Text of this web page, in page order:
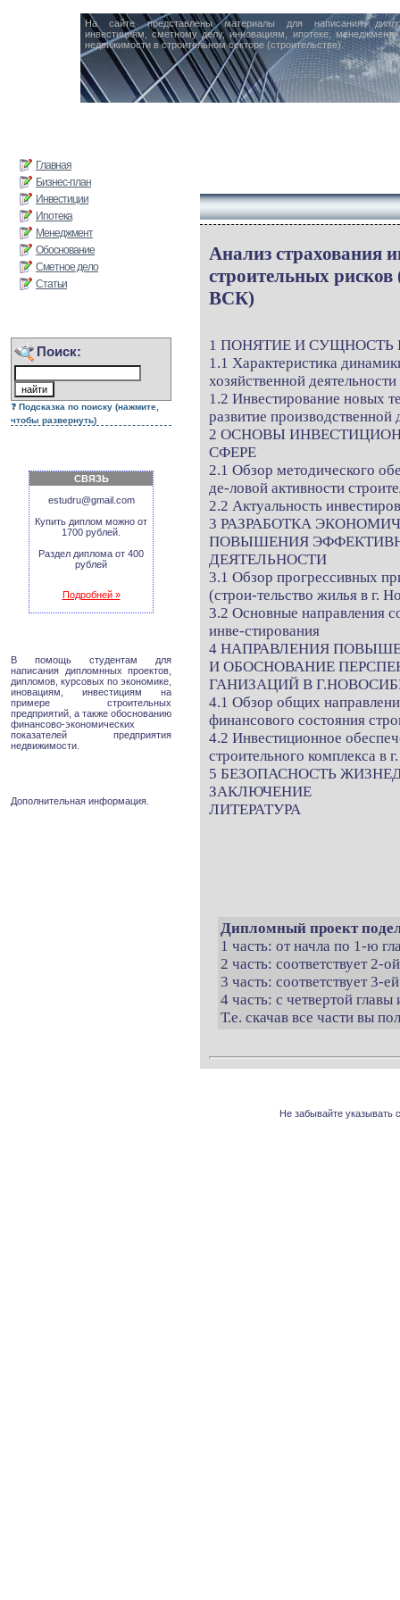
На сайте представлены материалы для написания
инвестициям, сметному делу, инновациям, ипотеке,
недвижимости в строительном секторе (строительстве).
Главная
Бизнес-план
Инвестиции
Ипотека
Менеджмент
Обоснование
Сметное дело
Статьи
Поиск:
Подсказка по поиску (нажмите,
чтобы развернуть)
СВЯЗЬ
estudru@gmail.com
Купить диплом можно от
1700 рублей.
Раздел диплома от 400
рублей
Подробней »
В помощь студентам для
написания дипломнных проектов,
дипломов, курсовых по экономике,
иновациям, инвестициям на
примере строительных
предприятий, а также обоснованию
финансово-экономических
показателей предприятия
недвижимости.
Дополнительная информация.
Анализ страхования
строительных
ВСК)
1 ПОНЯТИЕ И СУЩНОСТЬ
1.1 Характеристика
хозяйственной деятельности
1.2 Инвестирование новых
развитие производственной
2 ОСНОВЫ
СФЕРЕ
2.1 Обзор методического
де-ловой активности
2.2 Актуальность
3 РАЗРАБОТКА
ПОВЫШЕНИЯ
ДЕЯТЕЛЬНОСТИ
3.1 Обзор прогрессивных
(строи-тельство жилья в г.
3.2 Основные направления
инве-стирования
4 НАПРАВЛЕНИЯ
И ОБОСНОВАНИЕ
ГАНИЗАЦИЙ В
4.1 Обзор общих
финансового состояния
4.2 Инвестиционное
строительного комплекса в
5 БЕЗОПАСНОСТЬ
ЗАКЛЮЧЕНИЕ
ЛИТЕРАТУРА
Дипломный проект
1 часть: от начла по 1-ю
2 часть: соответствует 2-
3 часть: соответствует 3-
4 часть: с четвертой
Т.е. скачав все части вы
Не забывайте указывать